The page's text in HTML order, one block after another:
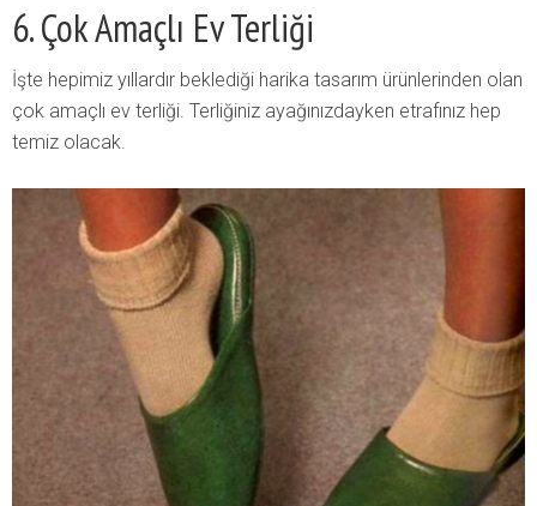
6. Çok Amaçlı Ev Terliği
İşte hepimiz yıllardır beklediği harika tasarım ürünlerinden olan
çok amaçlı ev terliği. Terliğiniz ayağınızdayken etrafınız hep
temiz olacak.